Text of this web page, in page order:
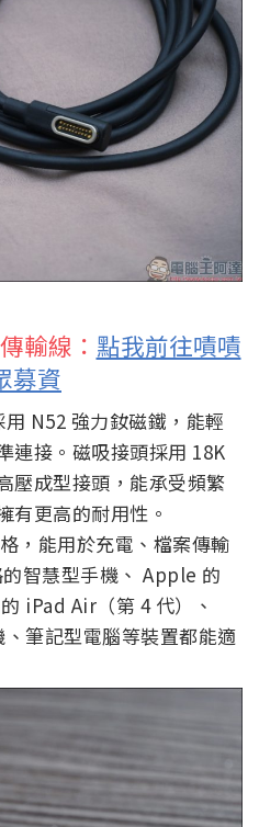
輸線： 點我前往嘖嘖
募資
N52 強力釹磁鐵，能輕
連接。磁吸接頭採用 18K
壓成型接頭，能承受頻繁
有更高的耐用性。
，能用於充電、檔案傳輸
智慧型手機、 Apple 的
iPad Air（第 4 代）、
筆記型電腦等裝置都能適